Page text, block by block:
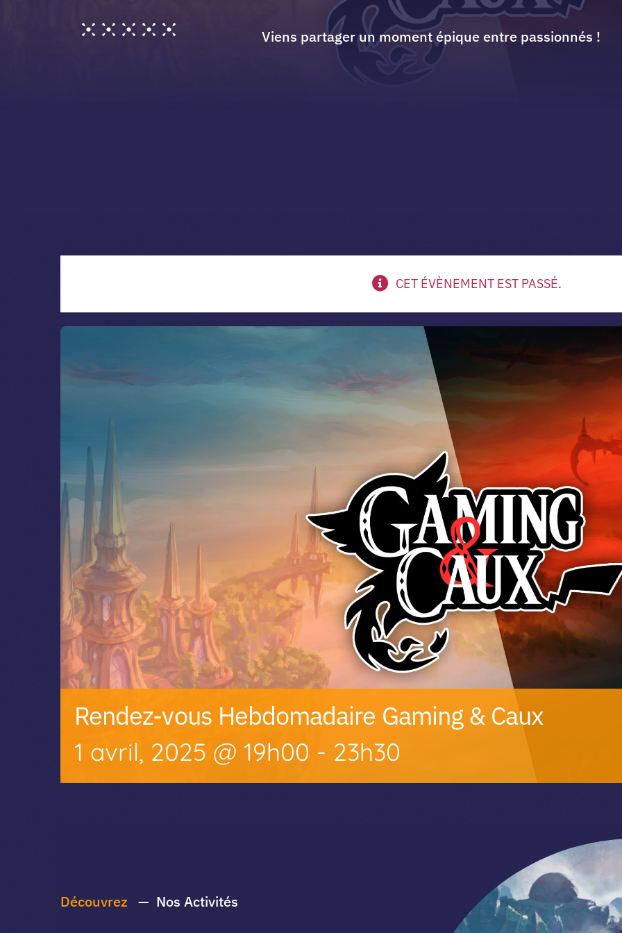
Viens partager un moment épique entre passionnés !
CET ÉVÈNEMENT EST PASSÉ.
Rendez-vous Hebdomadaire Gaming & Caux
1 avril, 2025 @ 19h00 - 23h30
Découvrez — Nos Activités